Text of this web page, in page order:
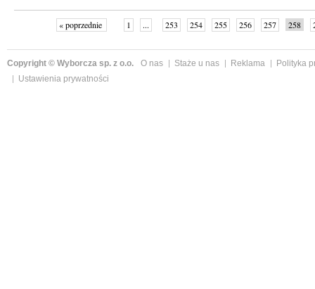
« poprzednie 1 ... 253 254 255 256 257 258
Copyright © Wyborcza sp. z o.o. O nas Staże u nas Reklama
Polityka
Ustawienia prywatności